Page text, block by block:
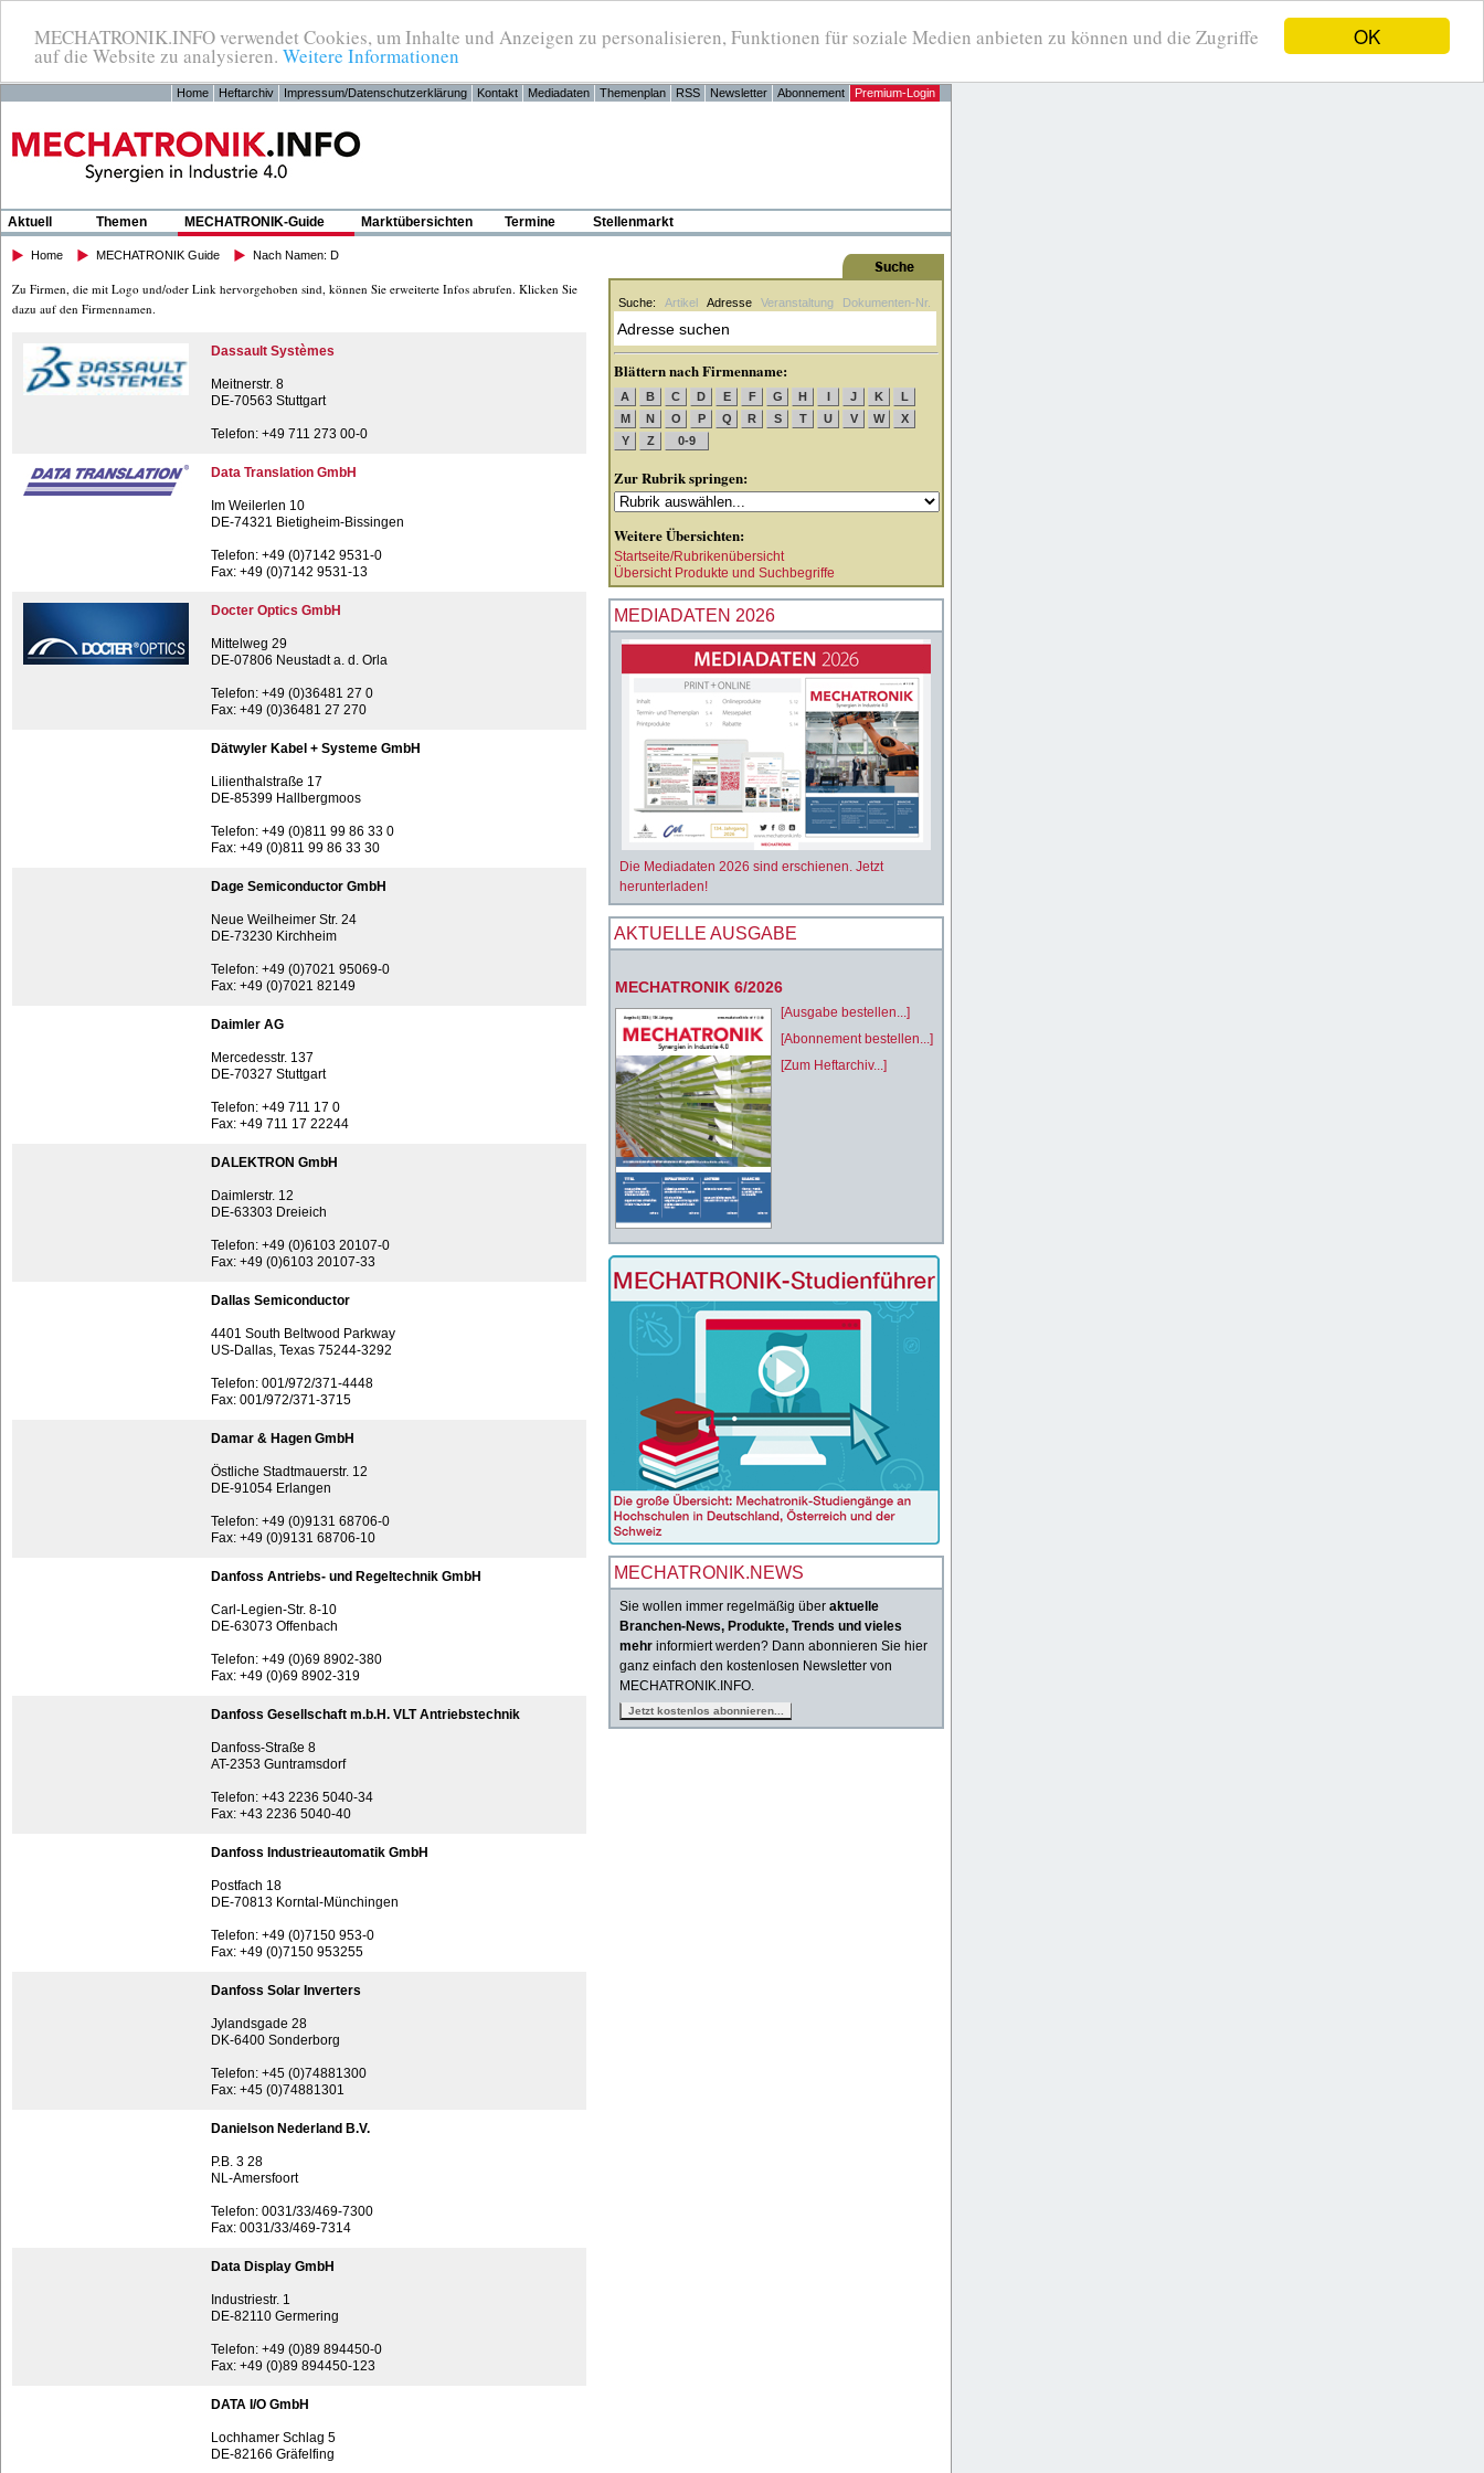
OK
MECHATRONIK.INFO verwendet Cookies, um Inhalte und Anzeigen zu personalisieren, Funktionen für soziale Medien anbieten zu können und die Zugriffe
auf die Website zu analysieren. Weitere Informationen
Home Heftarchiv Impressum/Datenschutzerklärung Kontakt Mediadaten Themenplan RSS Newsletter Abonnement Premium-Login
Aktuell Themen MECHATRONIK-Guide Marktübersichten Termine Stellenmarkt
Home MECHATRONIK Guide Nach Namen: D
Zu Firmen, die mit Logo und/oder Link hervorgehoben sind, können Sie erweiterte Infos abrufen. Klicken Sie
dazu auf den Firmennamen.
Dassault Systèmes
Meitnerstr. 8
DE-70563 Stuttgart
Telefon: +49 711 273 00-0
Data Translation GmbH
Im Weilerlen 10
DE-74321 Bietigheim-Bissingen
Telefon: +49 (0)7142 9531-0
Fax: +49 (0)7142 9531-13
Docter Optics GmbH
Mittelweg 29
DE-07806 Neustadt a. d. Orla
Telefon: +49 (0)36481 27 0
Fax: +49 (0)36481 27 270
Dätwyler Kabel + Systeme GmbH
Lilienthalstraße 17
DE-85399 Hallbergmoos
Telefon: +49 (0)811 99 86 33 0
Fax: +49 (0)811 99 86 33 30
Dage Semiconductor GmbH
Neue Weilheimer Str. 24
DE-73230 Kirchheim
Telefon: +49 (0)7021 95069-0
Fax: +49 (0)7021 82149
Daimler AG
Mercedesstr. 137
DE-70327 Stuttgart
Telefon: +49 711 17 0
Fax: +49 711 17 22244
DALEKTRON GmbH
Daimlerstr. 12
DE-63303 Dreieich
Telefon: +49 (0)6103 20107-0
Fax: +49 (0)6103 20107-33
Dallas Semiconductor
4401 South Beltwood Parkway
US-Dallas, Texas 75244-3292
Telefon: 001/972/371-4448
Fax: 001/972/371-3715
Damar & Hagen GmbH
Östliche Stadtmauerstr. 12
DE-91054 Erlangen
Telefon: +49 (0)9131 68706-0
Fax: +49 (0)9131 68706-10
Danfoss Antriebs- und Regeltechnik GmbH
Carl-Legien-Str. 8-10
DE-63073 Offenbach
Telefon: +49 (0)69 8902-380
Fax: +49 (0)69 8902-319
Danfoss Gesellschaft m.b.H. VLT Antriebstechnik
Danfoss-Straße 8
AT-2353 Guntramsdorf
Telefon: +43 2236 5040-34
Fax: +43 2236 5040-40
Danfoss Industrieautomatik GmbH
Postfach 18
DE-70813 Korntal-Münchingen
Telefon: +49 (0)7150 953-0
Fax: +49 (0)7150 953255
Danfoss Solar Inverters
Jylandsgade 28
DK-6400 Sonderborg
Telefon: +45 (0)74881300
Fax: +45 (0)74881301
Danielson Nederland B.V.
P.B. 3 28
NL-Amersfoort
Telefon: 0031/33/469-7300
Fax: 0031/33/469-7314
Data Display GmbH
Industriestr. 1
DE-82110 Germering
Telefon: +49 (0)89 894450-0
Fax: +49 (0)89 894450-123
DATA I/O GmbH
Lochhamer Schlag 5
DE-82166 Gräfelfing
Suche: Artikel Adresse Veranstaltung Dokumenten-Nr.
Blättern nach Firmenname:
A B C D E F G H I J K
L
M
N O P Q R S T U V W
X
Y
Z 0-9
Zur Rubrik springen:
Weitere Übersichten:
Startseite/Rubrikenübersicht
Übersicht Produkte und Suchbegriffe
MEDIADATEN 2026
Die Mediadaten 2026 sind erschienen. Jetzt
herunterladen!
AKTUELLE AUSGABE
MECHATRONIK 6/2026
[Ausgabe bestellen...]
[Abonnement bestellen...]
[Zum Heftarchiv...]
MECHATRONIK.NEWS
Sie wollen immer regelmäßig über aktuelle
Branchen-News, Produkte, Trends und vieles
mehr informiert werden? Dann abonnieren Sie hier
ganz einfach den kostenlosen Newsletter von
MECHATRONIK.INFO.